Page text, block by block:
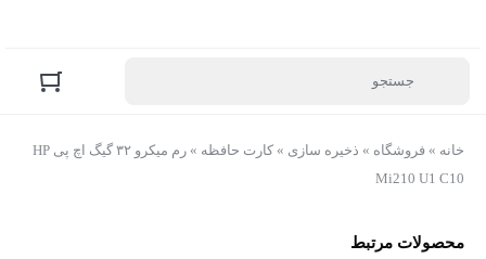
خانه » فروشگاه » ذخیره سازی » کارت حافظه »
رم میکرو ۳۲ گیگ اچ پی HP
Mi210 U1 C10
محصولات مرتبط